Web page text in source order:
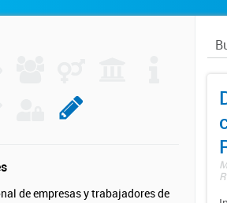
de empresas y trabajadores de